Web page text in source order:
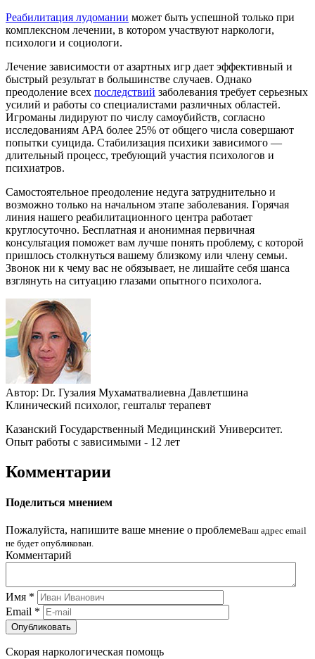
Реабилитация лудомании может быть успешной только при
комплексном лечении, в котором участвуют наркологи,
психологи и социологи.
Лечение зависимости от азартных игр дает эффективный и
быстрый результат в большинстве случаев. Однако
преодоление всех последствий заболевания требует серьезных
усилий и работы со специалистами различных областей.
Игроманы лидируют по числу самоубийств, согласно
исследованиям APA более 25% от общего числа совершают
попытки суицида. Стабилизация психики зависимого —
длительный процесс, требующий участия психологов и
психиатров.
Самостоятельное преодоление недуга затруднительно и
возможно только на начальном этапе заболевания. Горячая
линия нашего реабилитационного центра работает
круглосуточно. Бесплатная и анонимная первичная
консультация поможет вам лучше понять проблему, с которой
пришлось столкнуться вашему близкому или члену семьи.
Звонок ни к чему вас не обязывает, не лишайте себя шанса
взглянуть на ситуацию глазами опытного психолога.
Автор: Dr. Гузалия Мухаматвалиевна Давлетшина
Клинический психолог, гештальт терапевт
Казанский Государственный Медицинский Университет.
Опыт работы с зависимыми - 12 лет
Комментарии
Поделиться мнением
Пожалуйста, напишите ваше мнение о проблемеВаш адрес email
не будет опубликован.
Комментарий
Имя *
Email *
Скорая наркологическая помощь